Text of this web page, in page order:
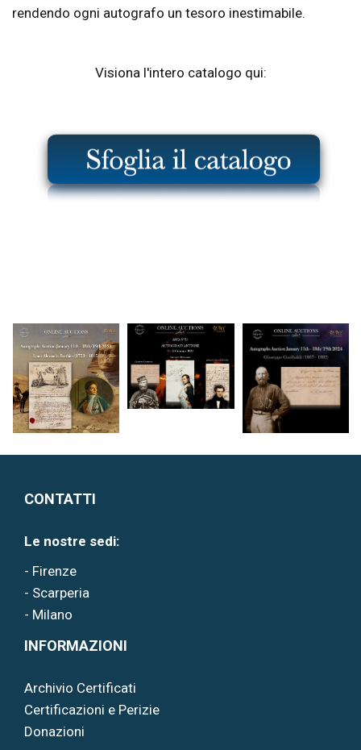
rendendo ogni autografo un tesoro inestimabile.
Visiona l'intero catalogo qui:
CONTATTI
Le nostre sedi:
- Firenze
- Scarperia
- Milano
INFORMAZIONI
Archivio Certificati
Certificazioni e Perizie
Donazioni